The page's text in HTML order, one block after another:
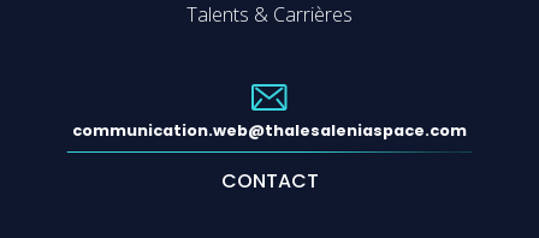
Talents & Carrières
communication.web@thalesaleniaspace.com
CONTACT